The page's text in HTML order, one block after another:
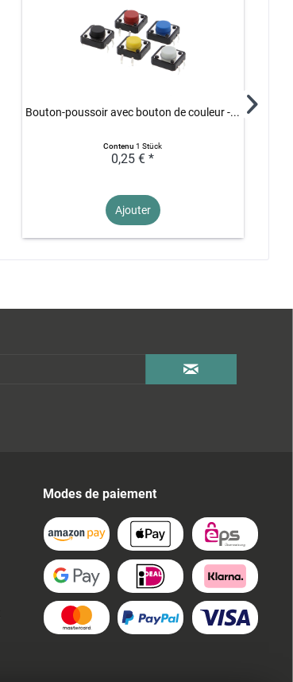
Bouton-poussoir avec bouton de couleur -...
Contenu1 Stück
0,25 € *
Ajouter
Modes de paiement